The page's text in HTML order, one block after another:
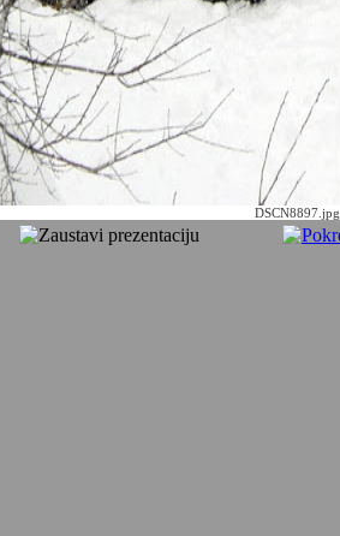
DSCN8897.jpg